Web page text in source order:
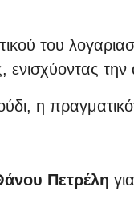
του
ενισχύοντας
η
Πετρέλη